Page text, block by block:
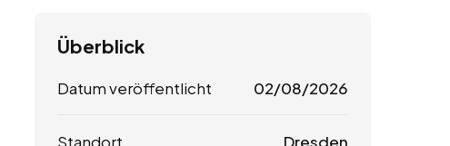
Überblick
Datum veröffentlicht 02/08/2026
Standort Dresden